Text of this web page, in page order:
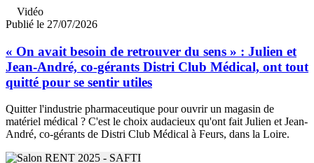
Vidéo
Publié le 27/07/2026
« On avait besoin de retrouver du sens » : Julien et
Jean-André, co-gérants Distri Club Médical, ont tout
quitté pour se sentir utiles
Quitter l'industrie pharmaceutique pour ouvrir un magasin de
matériel médical ? C'est le choix audacieux qu'ont fait Julien et Jean-
André, co-gérants de Distri Club Médical à Feurs, dans la Loire.